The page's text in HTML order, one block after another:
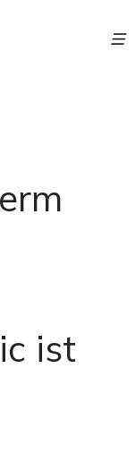
ist